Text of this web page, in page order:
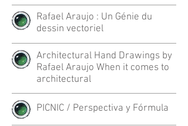
Rafael Araujo : Un Génie du
dessin vectoriel
Architectural Hand Drawings by
Rafael Araujo When it comes to
architectural
PICNIC / Perspectiva y Fórmula